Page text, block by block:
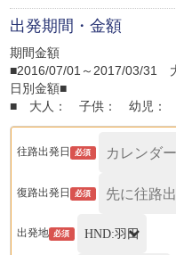
出発期間・金額
期間金額
■2016/07/01～2017/03/31
日別金額■
■ 大人： 子供： 幼児：
往路出発日 必須
復路出発日 必須
出発地 必須